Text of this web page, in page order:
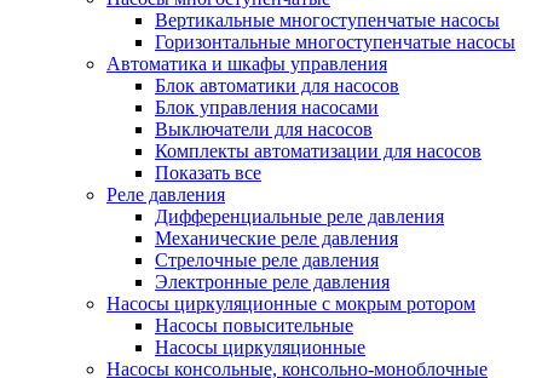
Вертикальные многоступенчатые насосы
Горизонтальные многоступенчатые насосы
Автоматика и шкафы управления
Блок автоматики для насосов
Блок управления насосами
Выключатели для насосов
Комплекты автоматизации для насосов
Показать все
Реле давления
Дифференциальные реле давления
Механические реле давления
Стрелочные реле давления
Электронные реле давления
Насосы циркуляционные с мокрым ротором
Насосы повысительные
Насосы циркуляционные
Насосы консольные, консольно-моноблочные